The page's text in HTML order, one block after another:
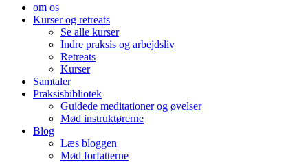
om os
Kurser og retreats
Se alle kurser
Indre praksis og arbejdsliv
Retreats
Kurser
Samtaler
Praksisbibliotek
Guidede meditationer og øvelser
Mød instruktørerne
Blog
Læs bloggen
Mød forfatterne